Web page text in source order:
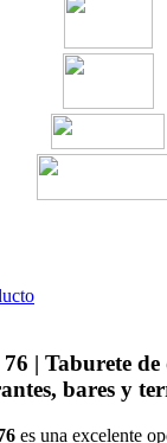
| Taburete de
bares y
es una excelente